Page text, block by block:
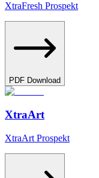
XtraFresh Prospekt
PDF Download
XtraArt
XtraArt Prospekt